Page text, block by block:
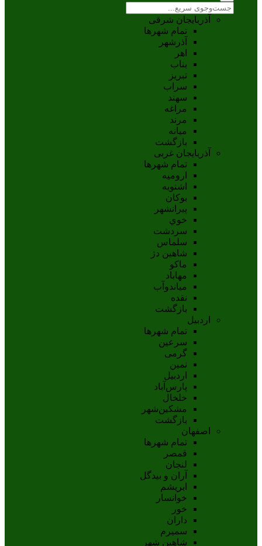
آذربایجان شرقی
تمام شهر‌ها
آذرشهر
اهر
بناب
تبريز
سراب
سهند
مراغه
مرند
ميانه
بازگشت
آذربایجان غربی
تمام شهر‌ها
اروميه
اشنويه
بوکان
پيرانشهر
خوي
سردشت
سلماس
شاهين دژ
ماکو
مهاباد
مياندوآب
نقده
بازگشت
اردبیل
تمام شهر‌ها
سرعین
گرمی
نمین
اردبيل
پارس‌آباد
خلخال
مشکين‌شهر
بازگشت
اصفهان
تمام شهر‌ها
قمصر
لنجان
آران و بیدگل
ابریشم
خوانسار
خور
داران
سمیرم
شاهین شهر